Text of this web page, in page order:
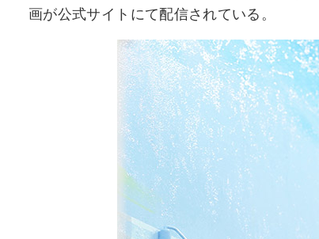
画が公式サイトにて配信されている。